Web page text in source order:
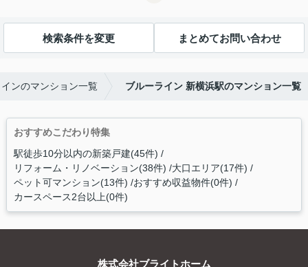
検索条件を変更 まとめてお問い合わせ
ンのマンション一覧 ブルーライン 新横浜駅のマンション一覧
おすすめこだわり特集
駅徒歩10分以内の新築戸建(45件)
リフォーム・リノベーション(38件) 大口エリア(17件)
ペット可マンション(13件) おすすめ収益物件(0件)
カースペース2台以上(0件)
株式会社ブライトホーム